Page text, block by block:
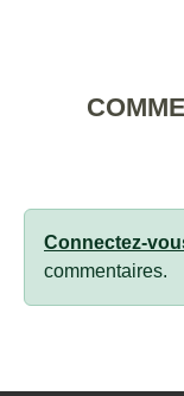
Connectez-
commentaires.